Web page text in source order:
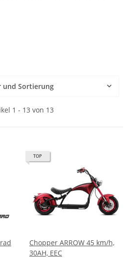
und Sortierung
1 - 13 von 13
TOP
Chopper ARROW 45 km/h,
30AH, EEC